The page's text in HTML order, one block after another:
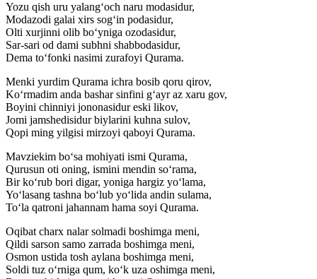
Yozu qish uru yalang‘och naru modasidur,
Modazodi galai xirs sog‘in podasidur,
Olti xurjinni olib bo‘yniga ozodasidur,
Sar-sari od dami subhni shabbodasidur,
Dema to‘fonki nasimi zurafoyi Qurama.
Menki yurdim Qurama ichra bosib qoru qirov,
Ko‘rmadim anda bashar sinfini g‘ayr az xaru gov,
Boyini chinniyi jononasidur eski likov,
Jomi jamshedisidur biylarini kuhna sulov,
Qopi ming yilgisi mirzoyi qaboyi Qurama.
Mavziekim bo‘sa mohiyati ismi Qurama,
Qurusun oti oning, ismini mendin so‘rama,
Bir ko‘rub bori digar, yoniga hargiz yo‘lama,
Yo‘lasang tashna bo‘lub yo‘lida andin sulama,
To‘la qatroni jahannam hama soyi Qurama.
Oqibat charx nalar solmadi boshimga meni,
Qildi sarson samo zarrada boshimga meni,
Osmon ustida tosh aylana boshimga meni,
Soldi tuz o‘rniga qum, ko‘k uza oshimga meni,